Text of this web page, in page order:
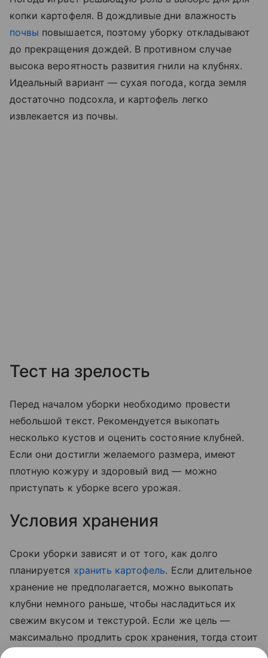
копки картофеля. В дождливые дни влажность
почвы повышается, поэтому уборку откладывают
до прекращения дождей. В противном случае
высока вероятность развития гнили на клубнях.
Идеальный вариант — сухая погода, когда земля
достаточно подсохла, и картофель легко
извлекается из почвы.
Тест на зрелость
Перед началом уборки необходимо провести
небольшой текст. Рекомендуется выкопать
несколько кустов и оценить состояние клубней.
Если они достигли желаемого размера, имеют
плотную кожуру и здоровый вид — можно
приступать к уборке всего урожая.
Условия хранения
Сроки уборки зависят и от того, как долго
планируется хранить картофель. Если длительное
хранение не предполагается, можно выкопать
клубни немного раньше, чтобы насладиться их
свежим вкусом и текстурой. Если же цель —
максимально продлить срок хранения, тогда стоит